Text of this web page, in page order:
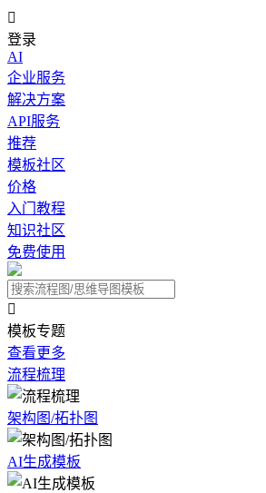

登录
AI
企业服务
解决方案
API服务
推荐
模板社区
价格
入门教程
知识社区
免费使用

模板专题
查看更多
流程梳理
架构图/拓扑图
AI生成模板